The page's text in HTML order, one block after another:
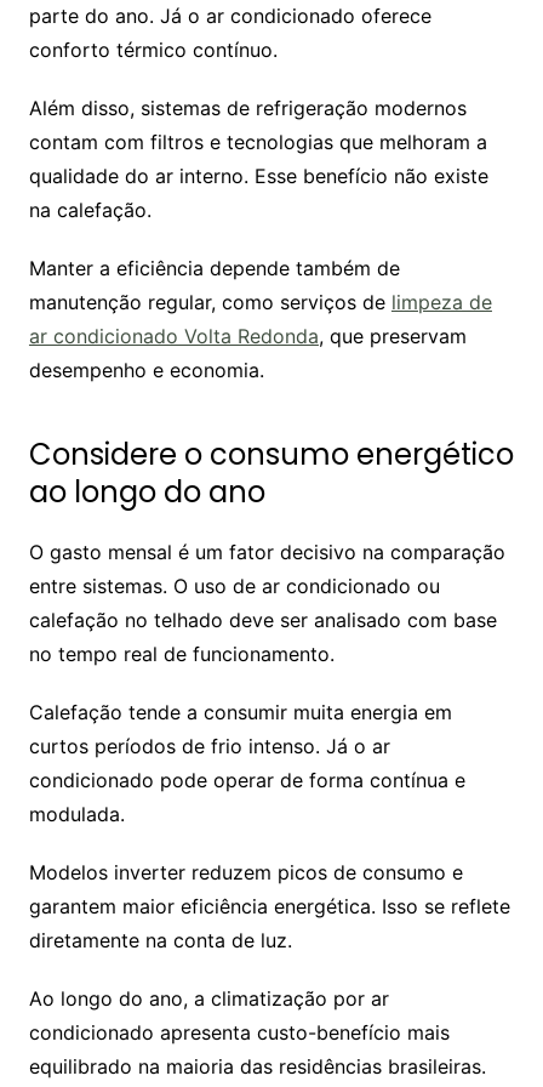
parte do ano. Já o ar condicionado oferece
conforto térmico contínuo.
Além disso, sistemas de refrigeração modernos
contam com filtros e tecnologias que melhoram a
qualidade do ar interno. Esse benefício não existe
na calefação.
Manter a eficiência depende também de
manutenção regular, como serviços de limpeza de
ar condicionado Volta Redonda, que preservam
desempenho e economia.
Considere o consumo energético
ao longo do ano
O gasto mensal é um fator decisivo na comparação
entre sistemas. O uso de ar condicionado ou
calefação no telhado deve ser analisado com base
no tempo real de funcionamento.
Calefação tende a consumir muita energia em
curtos períodos de frio intenso. Já o ar
condicionado pode operar de forma contínua e
modulada.
Modelos inverter reduzem picos de consumo e
garantem maior eficiência energética. Isso se reflete
diretamente na conta de luz.
Ao longo do ano, a climatização por ar
condicionado apresenta custo-benefício mais
equilibrado na maioria das residências brasileiras.